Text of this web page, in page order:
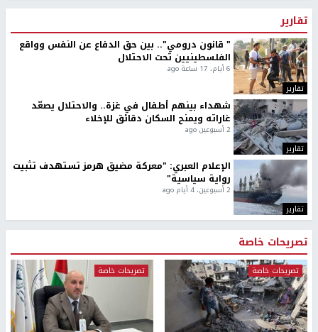
تقارير
تقارير
" قانون درومي".. بين حق الدفاع عن النفس وواقع
الفلسطينيين تحت الاحتلال
6 أيام، 17 ساعة ago
تقارير
شهداء بينهم أطفال في غزة.. والاحتلال يصعّد
غاراته ويمنح السكان دقائق للإخلاء
2 أسبوعين ago
تقارير
الإعلام العبري: "معركة مضيق هرمز تستهدف تثبيت
رواية سياسية"
2 أسبوعين، 4 أيام ago
تصريحات خاصة
تصريحات خاصة تصريحات خاصة